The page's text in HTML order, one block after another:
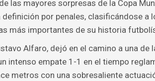
las mayores sorpresas de la Copa
por penales, clasificándose a
más importantes de su historia
Alfaro, dejó en el camino a una de
intenso empate 1-1 en el tiempo
metros con una sobresaliente